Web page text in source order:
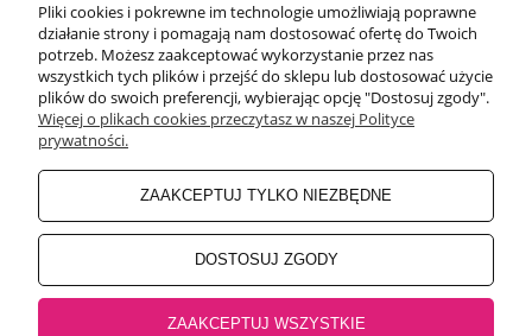
WARUNKI ZAKUPÓW
MOJE KONTO
INFORMACJE O SKLEPIE
BEZPIECZNE PŁATNOŚCI
32-500 Chrzanów, Rynek 18 |Salon Jaworzno
Pliki cookies i pokrewne im technologie umożliwiają poprawne
działanie strony i pomagają nam dostosować ofertę do Twoich
potrzeb. Możesz zaakceptować wykorzystanie przez nas
wszystkich tych plików i przejść do sklepu lub dostosować użycie
plików do swoich preferencji, wybierając opcję "Dostosuj zgody".
Więcej o plikach cookies przeczytasz w naszej Polityce
prywatności.
ZAAKCEPTUJ TYLKO NIEZBĘDNE
DOSTOSUJ ZGODY
ZAAKCEPTUJ WSZYSTKIE